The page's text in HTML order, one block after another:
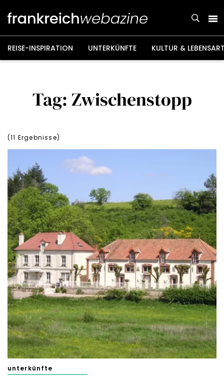
Inhalt
REISE-INSPIRATION UNTERKÜNFTE KULTUR &
Tag: Zwischenstopp
(11 Ergebnisse)
unterkünfte